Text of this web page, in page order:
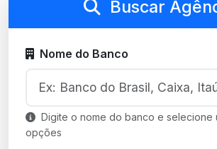
Buscar
Nome do Banco
Digite o nome do banco e selecione
opções